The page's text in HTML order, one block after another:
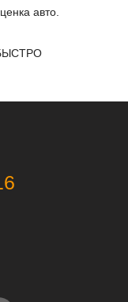
авто.